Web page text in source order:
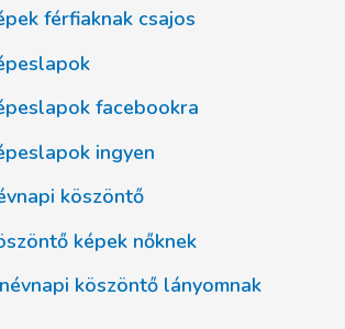
férfiaknak csajos
facebookra
ingyen
köszöntő
képek nőknek
köszöntő lányomnak